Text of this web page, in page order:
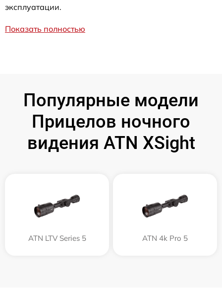
эксплуатации.
Показать полностью
Популярные модели
Прицелов ночного
видения ATN XSight
ATN LTV Series 5 ATN 4k Pro 5